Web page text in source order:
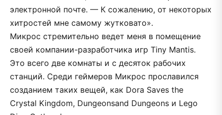
электронной почте. — К сожалению, от некоторых
хитростей мне самому жутковато».
Микрос стремительно ведет меня в помещение
своей компании-разработчика игр Tiny Mantis.
Это всего две комнаты и с десяток рабочих
станций. Среди геймеров Микрос прославился
созданием таких вещей, как Dora Saves the
Crystal Kingdom, Dungeonsand Dungeons и Lego